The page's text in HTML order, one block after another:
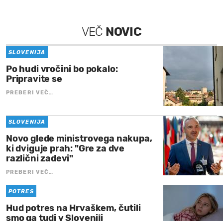
VEČ NOVIC
SLOVENIJA
Po hudi vročini bo pokalo:
Pripravite se
PREBERI VEČ…
SLOVENIJA
Novo glede ministrovega nakupa,
ki dviguje prah: "Gre za dve
različni zadevi"
PREBERI VEČ…
POTRES
Hud potres na Hrvaškem, čutili
smo ga tudi v Sloveniji